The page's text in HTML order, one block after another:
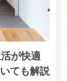
が快適
ても解説